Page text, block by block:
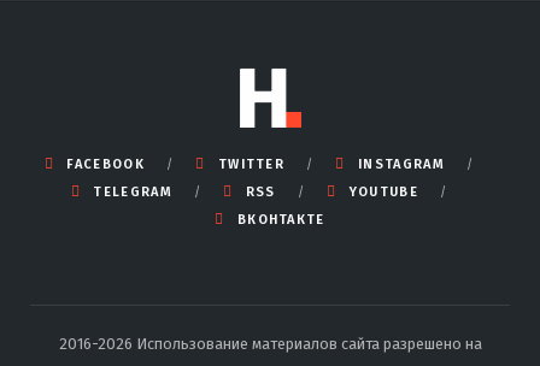
FACEBOOK TWITTER
INSTAGRAM
TELEGRAM
RSS
YOUTUBE
ВКОНТАКТЕ
2016-2026 Использование материалов сайта разрешено на